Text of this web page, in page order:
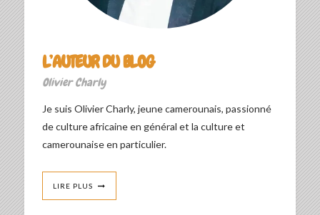
L’AUTEUR DU BLOG
Olivier Charly
Je suis Olivier Charly, jeune camerounais, passionné
de culture africaine en général et la culture et
camerounaise en particulier.
LIRE PLUS